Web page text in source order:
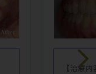
【治療